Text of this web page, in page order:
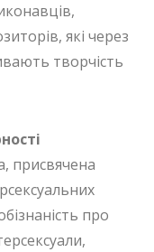
які через
творчість
присвячена
про